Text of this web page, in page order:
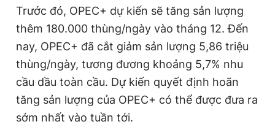
Trước đó, OPEC+ dự kiến sẽ tăng sản lượng
thêm 180.000 thùng/ngày vào tháng 12. Đến
nay, OPEC+ đã cắt giảm sản lượng 5,86 triệu
thùng/ngày, tương đương khoảng 5,7% nhu
cầu dầu toàn cầu. Dự kiến quyết định hoãn
tăng sản lượng của OPEC+ có thể được đưa ra
sớm nhất vào tuần tới.